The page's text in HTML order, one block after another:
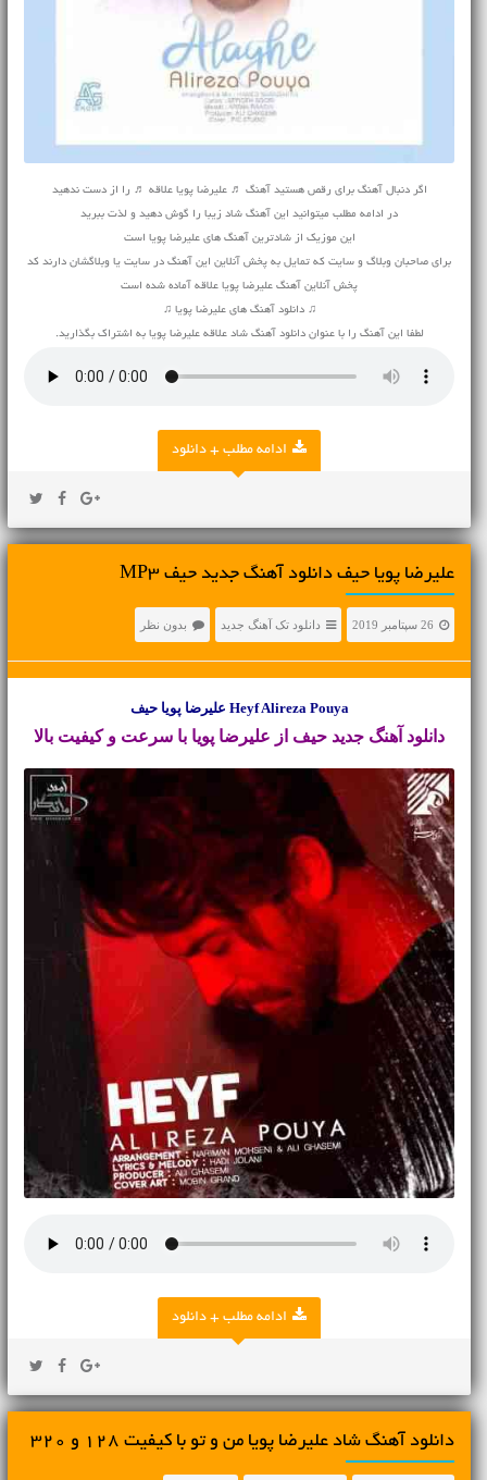
اگر دنبال آهنگ برای رقص هستید آهنگ ♬ علیرضا پویا علاقه ♬ را از دست ندهید
در ادامه مطلب میتوانید این آهنگ شاد زیبا را گوش دهید و لذت ببرید
این موزیک از شادترین آهنگ های علیرضا پویا است
برای صاحبان وبلاگ و سایت که تمایل به پخش آنلاین این آهنگ در سایت یا وبلاگشان دارند کد
پخش آنلاین آهنگ علیرضا پویا علاقه آماده شده است
♫ دانلود آهنگ های علیرضا پویا ♫
لطفا این آهنگ را با عنوان دانلود آهنگ شاد علاقه علیرضا پویا به اشتراک بگذارید.
ادامه مطلب + دانلود
علیرضا پویا حیف دانلود آهنگ جدید حیف MP3
26 سپتامبر 2019 دانلود تک آهنگ جدید بدون نظر
Heyf Alireza Pouya علیرضا پویا حیف
دانلود آهنگ جدید حیف از علیرضا پویا با سرعت و کیفیت بالا
ادامه مطلب + دانلود
دانلود آهنگ شاد علیرضا پویا من و تو با کیفیت 128 و 320